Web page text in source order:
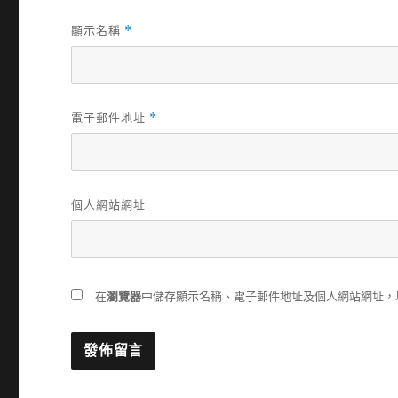
顯示名稱 *
電子郵件地址 *
個人網站網址
在瀏覽器中儲存顯示名稱、電子郵件地址及個人網站網址